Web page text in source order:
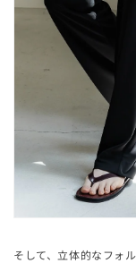
そして、立体的なフォ